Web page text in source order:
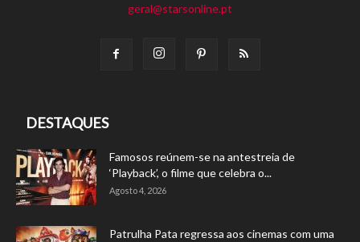
geral@starsonline.pt
DESTAQUES
Famosos reúnem-se na antestreia de
‘Playback’, o filme que celebra o...
Agosto 4, 2026
Patrulha Pata regressa aos cinemas com uma